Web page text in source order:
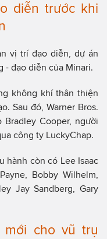
diễn trước khi
vị trí đạo diễn, dự án
- đạo diễn của Minari.
không khí thân thiện
Sau đó, Warner Bros.
Cooper, người
công ty LuckyChap.
hành còn có Lee Isaac
Bobby Wilhelm,
Jay Sandberg, Gary
mới cho vũ trụ